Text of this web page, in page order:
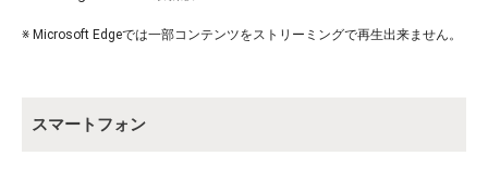
※ Microsoft Edgeでは一部コンテンツをストリーミングで再生出来ません。
スマートフォン